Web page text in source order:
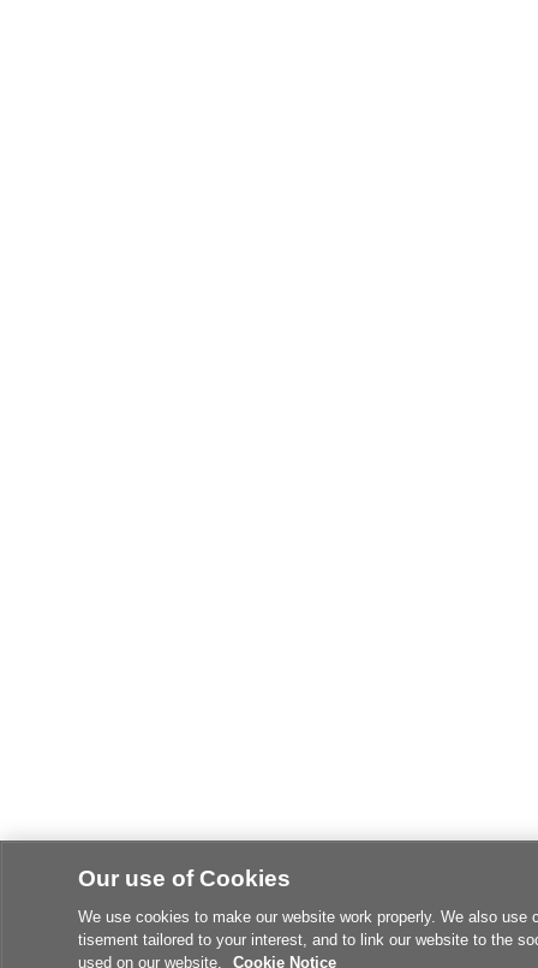
Our use of Cookies
We use cookies to make our website work properly. We also
tisement tailored to your interest, and to link our website to the
used on our website.
Cookie Notice